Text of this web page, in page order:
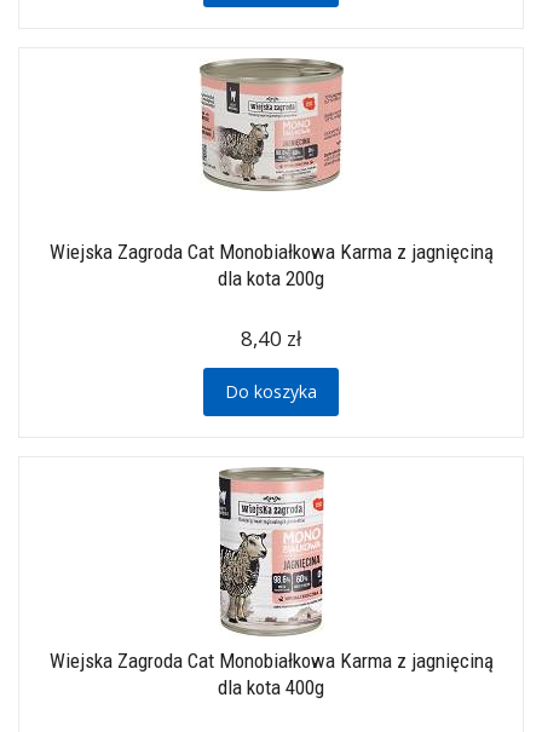
Wiejska Zagroda Cat Monobiałkowa Karma z jagnięciną
dla kota 200g
8,40 zł
Do koszyka
Wiejska Zagroda Cat Monobiałkowa Karma z jagnięciną
dla kota 400g